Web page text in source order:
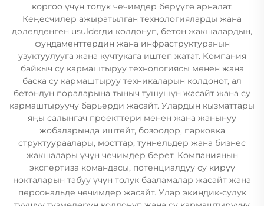
коргоо үчүн толук чечимдер берүүгө арналат.
Кеңесчилер ажыратылган технологияларды жана
дәлелденген usulderди колдонуп, бетон жакшалардын,
фундаменттердин жана инфраструктуранын
узуктуулууга жана кучтукага иштеп жатат. Компания
байкыч су кармаштыруу технологиясы менен жана
баска су кармаштыруу техникаларын колдонот, ал
бетондун пораларына тыныч тушушүн жасайт жана су
кармаштыруучу барьерди жасайт. Улардын кызматтары
яңы салынгач проекттери менен жана жанынуу
жобаларында иштейт, бозоодор, парковка
структуураалары, мосттар, туннельдер жана бизнес
жакшалары үчүн чечимдер берет. Компаниянын
экспертиза командасы, потенциалдуу су кирүү
нокталарын табуу үчүн толук бааламалар жасайт жана
персональде чечимдер жасайт. Улар экиндик-сулук